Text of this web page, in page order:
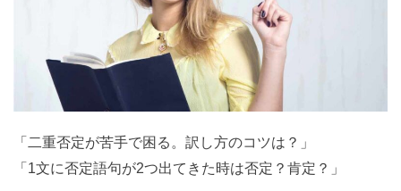
「二重否定が苦手で困る。訳し方のコツは？」
「1文に否定語句が2つ出てきた時は否定？肯定？」